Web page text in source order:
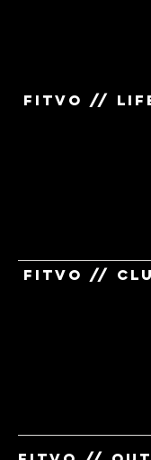
fitvo // life
fitvo //